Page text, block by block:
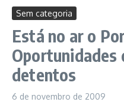
Sem categoria
Está no ar o
Oportunidades
detentos
6 de novembro de 2009